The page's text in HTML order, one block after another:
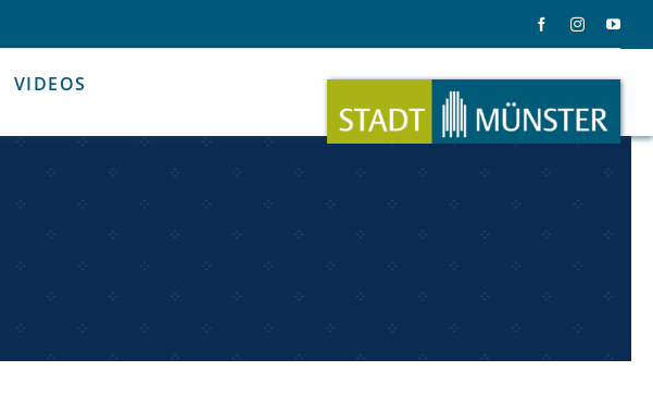
Medien & Kommunikation Musik
VIDEOS